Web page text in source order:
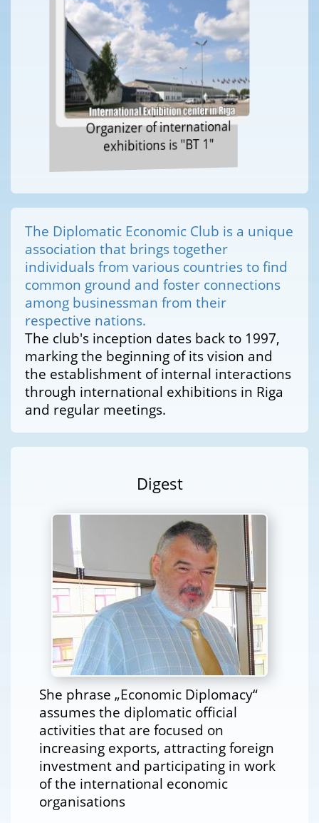
Organizer of international
exhibitions is "BT 1"
The Diplomatic Economic Club is a unique
association that brings together
individuals from various countries to find
common ground and foster connections
among businessman from their
respective nations.
The club's inception dates back to 1997,
marking the beginning of its vision and
the establishment of internal interactions
through international exhibitions in Riga
and regular meetings.
Digest
She phrase „Economic Diplomacy“
assumes the diplomatic official
activities that are focused on
increasing exports, attracting foreign
investment and participating in work
of the international economic
organisations